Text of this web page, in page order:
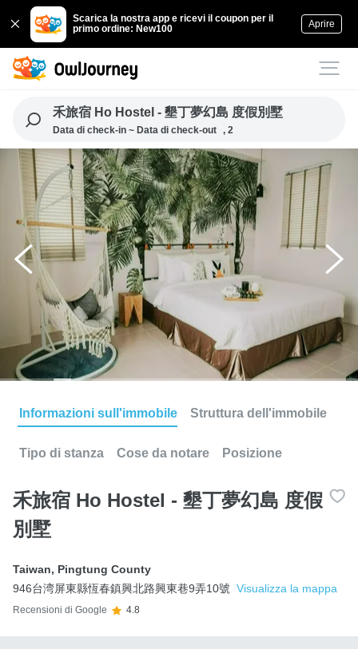
Scarica la nostra app e ricevi il coupon per il
primo ordine: New100
Aprire
禾旅宿 Ho Hostel - 墾丁夢幻島 度假別墅
Data di check-in ~ Data di check-out , 2
Informazioni sull'immobile Struttura dell'immobile
Tipo di stanza Cose da notare Posizione
禾旅宿 Ho Hostel - 墾丁夢幻島 度假
別墅
Taiwan, Pingtung County
946台湾屏東縣恆春鎮興北路興東巷9弄10號 Visualizza la mappa
Recensioni di Google 4.8